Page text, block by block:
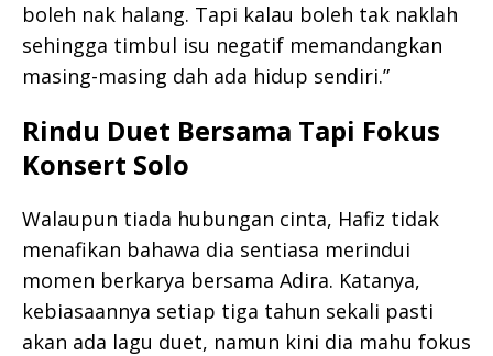
boleh nak halang. Tapi kalau boleh tak naklah
sehingga timbul isu negatif memandangkan
masing-masing dah ada hidup sendiri.”
Rindu Duet Bersama Tapi Fokus
Konsert Solo
Walaupun tiada hubungan cinta, Hafiz tidak
menafikan bahawa dia sentiasa merindui
momen berkarya bersama Adira. Katanya,
kebiasaannya setiap tiga tahun sekali pasti
akan ada lagu duet, namun kini dia mahu fokus